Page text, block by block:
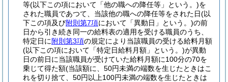
等(以下この項において「他の職への降任等」という。)を
された職員であつて、当該他の職への降任等をされた日(以
下この項及び附則第7項において「異動日」という。)の前
日から引き続き同一の給料表の適用を受ける職員のうち、
特定日に 附則第3項の規定により当該職員の受ける給料月額
(以下この項において「特定日給料月額」という。)が異動
日の前日に当該職員が受けていた給料月額に100分の70を
乗じて得た額(当該額に、50円未満の端数を生じたときはこ
れを切り捨て、50円以上100円未満の端数を生じたときは